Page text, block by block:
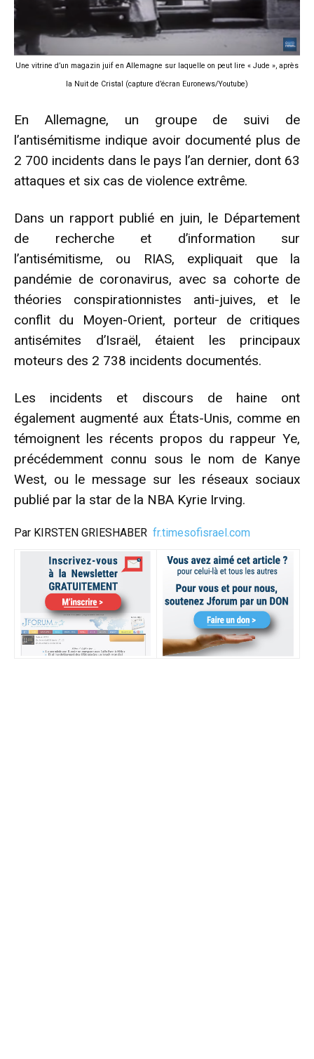
Une vitrine d’un magazin juif en Allemagne sur laquelle on peut lire « Jude », après
la Nuit de Cristal (capture d’écran Euronews/Youtube)
En Allemagne, un groupe de suivi de
l’antisémitisme indique avoir documenté plus de
2 700 incidents dans le pays l’an dernier, dont 63
attaques et six cas de violence extrême.
Dans un rapport publié en juin, le Département
de recherche et d’information sur
l’antisémitisme, ou RIAS, expliquait que la
pandémie de coronavirus, avec sa cohorte de
théories conspirationnistes anti-juives, et le
conflit du Moyen-Orient, porteur de critiques
antisémites d’Israël, étaient les principaux
moteurs des 2 738 incidents documentés.
Les incidents et discours de haine ont
également augmenté aux États-Unis, comme en
témoignent les récents propos du rappeur Ye,
précédemment connu sous le nom de Kanye
West, ou le message sur les réseaux sociaux
publié par la star de la NBA Kyrie Irving.
Par KIRSTEN GRIESHABER fr.timesofisrael.com